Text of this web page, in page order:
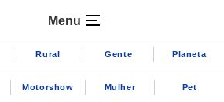
Menu
Rural Gente Planeta
Motorshow Mulher Pet